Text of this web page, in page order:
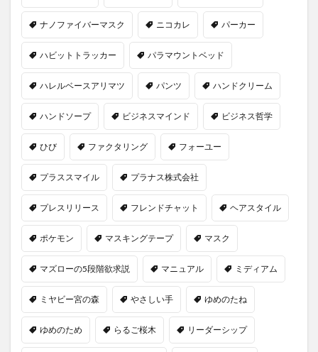
ナノファイバーマスク ニコカレ パーカー
ハビットトラッカー パラマウントベッド
ハレルベースアリマツ パンツ ハンドクリーム
ハンドソープ ビジネスマインド ビジネス哲学
ひび ファクタリング フォーユー
プラススマイル プラナス株式会社
プレスリリース フレンドチャット ヘアスタイル
ポケモン マスキングテープ マスク
マズローの5段階欲求説 マニュアル ミディアム
ミヤビー宮の森 やさしい手 ゆめのたね
ゆめのため らるご桜木 リーダーシップ